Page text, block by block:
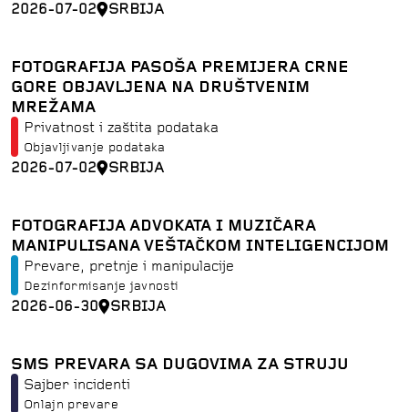
2026-07-02 SRBIJA
FOTOGRAFIJA PASOŠA PREMIJERA CRNE
GORE OBJAVLJENA NA DRUŠTVENIM
MREŽAMA
Privatnost i zaštita podataka
Objavljivanje podataka
2026-07-02 SRBIJA
FOTOGRAFIJA ADVOKATA I MUZIČARA
MANIPULISANA VEŠTAČKOM INTELIGENCIJOM
Prevare, pretnje i manipulacije
Dezinformisanje javnosti
2026-06-30 SRBIJA
SMS PREVARA SA DUGOVIMA ZA STRUJU
Sajber incidenti
Onlajn prevare